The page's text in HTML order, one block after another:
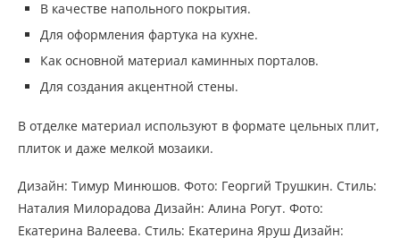
В качестве напольного покрытия.
Для оформления фартука на кухне.
Как основной материал каминных порталов.
Для создания акцентной стены.
В отделке материал используют в формате цельных плит,
плиток и даже мелкой мозаики.
Дизайн: Тимур Минюшов. Фото: Георгий Трушкин. Стиль:
Наталия Милорадова Дизайн: Алина Рогут. Фото:
Екатерина Валеева. Стиль: Екатерина Яруш Дизайн: